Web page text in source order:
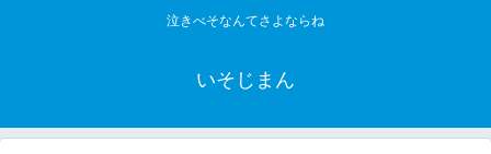
泣きべそなんてさよならね
いそじまん